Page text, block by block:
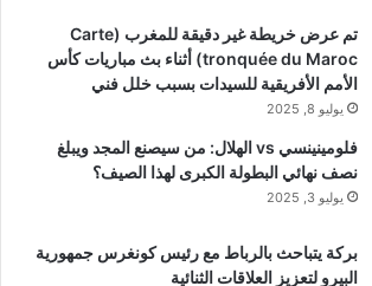
تم عرض خريطة غير دقيقة للمغرب (Carte
tronquée du Maroc) أثناء بث مباريات كأس
الأمم الأفريقية للسيدات بسبب خلل فني
يوليو 8, 2025
فلومينينسي vs الهلال: من سيصنع المجد ويبلغ
نصف نهائي البطولة الكبرى لهذا الصيف؟
يوليو 3, 2025
بركة يتباحث بالرباط مع رئيس كونغرس جمهورية
البيرو لتعزيز العلاقات الثنائية